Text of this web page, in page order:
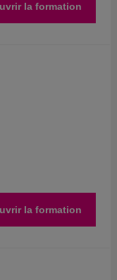
la formation
la formation